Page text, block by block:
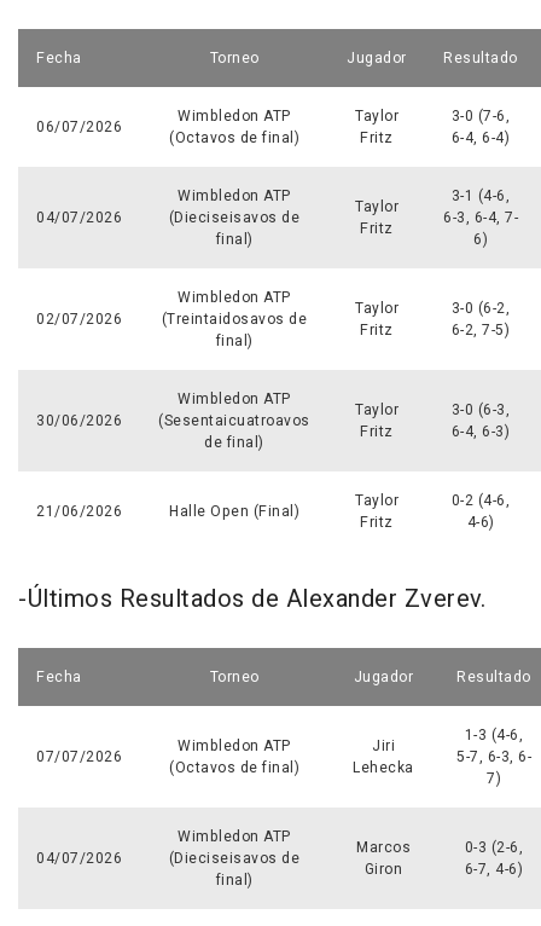
Fecha Torneo Jugador Resultado
06/07/2026
Wimbledon ATP
(Octavos de final)
Taylor
Fritz
3-0 (7-6,
6-4, 6-4)
04/07/2026
Wimbledon ATP
(Dieciseisavos de
final)
Taylor
Fritz
3-1 (4-6,
6-3, 6-4, 7-
6)
02/07/2026
Wimbledon ATP
(Treintaidosavos de
final)
Taylor
Fritz
3-0 (6-2,
6-2, 7-5)
30/06/2026
Wimbledon ATP
(Sesentaicuatroavos
de final)
Taylor
Fritz
3-0 (6-3,
6-4, 6-3)
21/06/2026 Halle Open (Final)
Taylor
Fritz
0-2 (4-6,
4-6)
-Últimos Resultados de Alexander Zverev.
Fecha Torneo Jugador Resultado
07/07/2026
Wimbledon ATP
(Octavos de final)
Jiri
Lehecka
1-3 (4-6,
5-7, 6-3, 6-
7)
04/07/2026
Wimbledon ATP
(Dieciseisavos de
final)
Marcos
Giron
0-3 (2-6,
6-7, 4-6)